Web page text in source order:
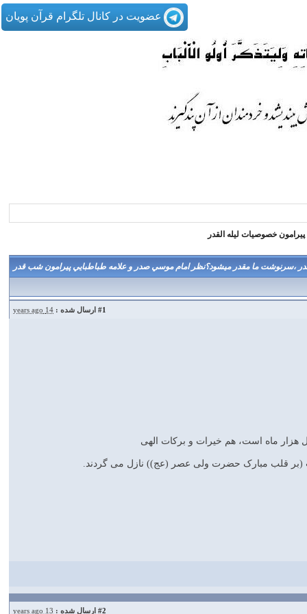
عضویت در کانال تلگرام قرآن پویان
خصوصيات ليله القدر
،سرنوشت ما مقدر ميشود؟نظر امام موسي صدر و علامه طباطبايي پيرامون شب قدر
#1 ارسال شده : 14 years ago
هزار ماه است، هم خیرات و برکات الهی
قلب مبارک حضرت ولی عصر (عج)) نازل می گردند.
#2 ارسال شده : 13 years ago